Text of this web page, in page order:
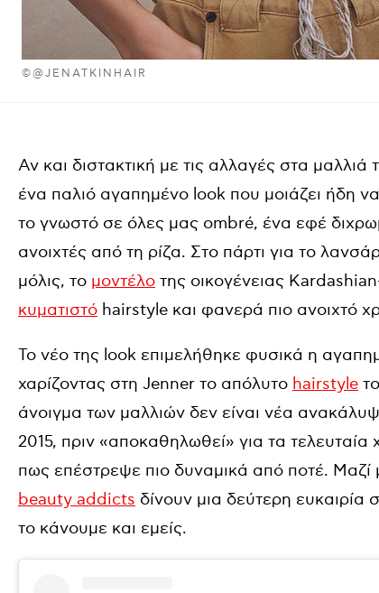
©@JENATKINHAIR
Αν και διστακτική με τις αλλαγές στα μαλλιά
ένα παλιό αγαπημένο look που μοιάζει ήδη
το γνωστό σε όλες μας ombré, ένα εφέ
ανοιχτές από τη ρίζα. Στο πάρτι για το
μόλις, το μοντέλο της οικογένειας
κυματιστό hairstyle και φανερά πιο ανοιχτό
Το νέο της look επιμελήθηκε φυσικά η
χαρίζοντας στη Jenner το απόλυτο hairstyle
άνοιγμα των μαλλιών δεν είναι νέα
2015, πριν «αποκαθηλωθεί» για τα
πως επέστρεψε πιο δυναμικά από ποτέ. Μαζί
beauty addicts δίνουν μια δεύτερη
το κάνουμε και εμείς.